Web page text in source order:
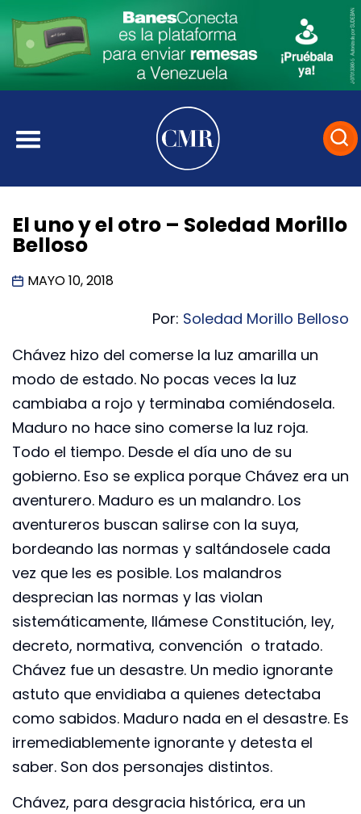
El uno y el otro – Soledad Morillo
Belloso
MAYO 10, 2018
Por: Soledad Morillo Belloso
Chávez hizo del comerse la luz amarilla un
modo de estado. No pocas veces la luz
cambiaba a rojo y terminaba comiéndosela.
Maduro no hace sino comerse la luz roja.
Todo el tiempo. Desde el día uno de su
gobierno. Eso se explica porque Chávez era un
aventurero. Maduro es un malandro. Los
aventureros buscan salirse con la suya,
bordeando las normas y saltándosele cada
vez que les es posible. Los malandros
desprecian las normas y las violan
sistemáticamente, llámese Constitución, ley,
decreto, normativa, convención o tratado.
Chávez fue un desastre. Un medio ignorante
astuto que envidiaba a quienes detectaba
como sabidos. Maduro nada en el desastre. Es
irremediablemente ignorante y detesta el
saber. Son dos personajes distintos.
Chávez, para desgracia histórica, era un